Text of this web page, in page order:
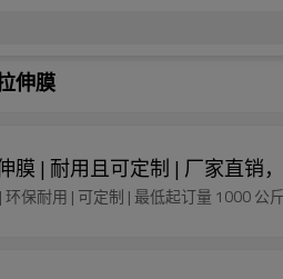
伸膜
膜 | 耐用且可定制 | 厂家直销
保耐用 | 可定制 | 最低起订量 1000 公